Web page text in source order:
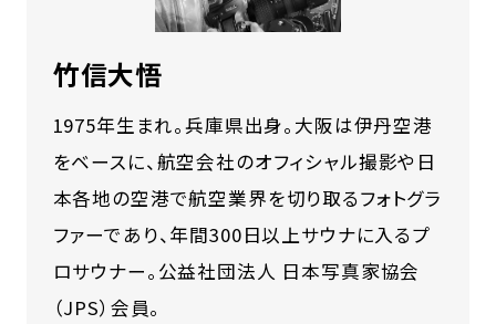
竹信大悟
1975年生まれ。兵庫県出身。大阪は伊丹空港
をベースに、航空会社のオフィシャル撮影や日
本各地の空港で航空業界を切り取るフォトグラ
ファーであり、年間300日以上サウナに入るプ
ロサウナー。公益社団法人 日本写真家協会
（JPS）会員。